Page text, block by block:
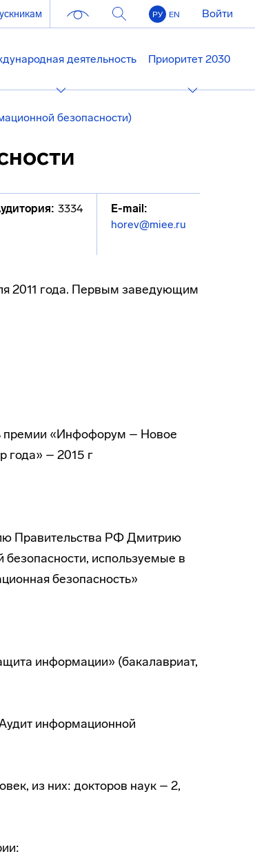
РУ EN Войти
деятельность Приоритет 2030
безопасности)
3334
E-mail:
horev@miee.ru
2011 года. Первым заведующим
премии «Инфофорум – Новое
года» – 2015 г
Правительства РФ Дмитрию
используемые в
безопасность»
информации» (бакалавриат,
информационной
из них: докторов наук – 2,